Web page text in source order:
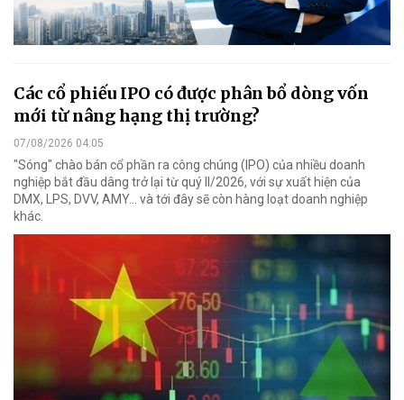
Các cổ phiếu IPO có được phân bổ dòng vốn
mới từ nâng hạng thị trường?
07/08/2026 04:05
"Sóng" chào bán cổ phần ra công chúng (IPO) của nhiều doanh
nghiệp bắt đầu dâng trở lại từ quý II/2026, với sự xuất hiện của
DMX, LPS, DVV, AMY... và tới đây sẽ còn hàng loạt doanh nghiệp
khác.